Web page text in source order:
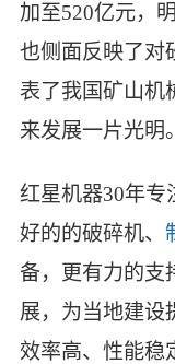
加至520亿元，
也侧面反映了对
表了我国矿山机
来发展一片光明。
红星机器30年专
好的的破碎机、
备，更有力的支
展，为当地建设
效率高、性能稳